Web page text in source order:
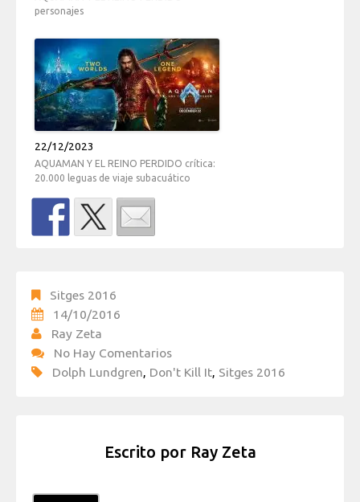
personajes
22/12/2023
AQUAMAN Y EL REINO PERDIDO crítica:
20.000 leguas de viaje subacuático
Sitges 2016
14/10/2016
Ray Zeta
No Hay Comentarios
Dolph Lundgren, Don't Kill It, Sitges 2016
Escrito por Ray Zeta